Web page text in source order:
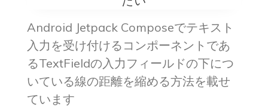
Android Jetpack Composeでテキスト
入力を受け付けるコンポーネントであ
るTextFieldの入力フィールドの下につ
いている線の距離を縮める方法を載せ
ています